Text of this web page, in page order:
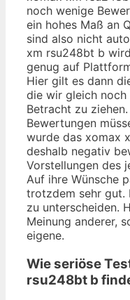
noch wenige
ein hohes Maß an
sind also nicht
xm rsu248bt b
genug auf
Hier gilt es dann
die wir gleich noch
Betracht zu
Bewertungen
wurde das xomax
deshalb negativ
Vorstellungen des
Auf ihre Wünsche
trotzdem sehr gut.
zu unterscheiden.
Meinung anderer,
eigene.
Wie seriöse
rsu248bt b